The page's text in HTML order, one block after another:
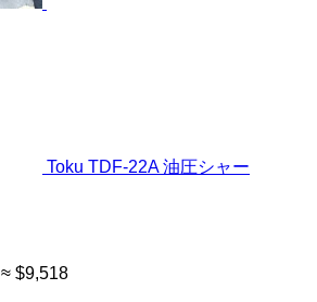
Toku TDF-22A 油圧シャー
≈ $9,518